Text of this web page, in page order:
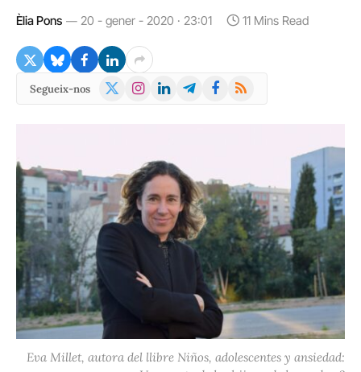
Èlia Pons 20 - gener - 2020 · 23:01 11 Mins Read
Segueix-nos
X
Instagram
LinkedInTelegramFacebook
RSS
Eva Millet, autora del llibre Niños, adolescentes y ansiedad: